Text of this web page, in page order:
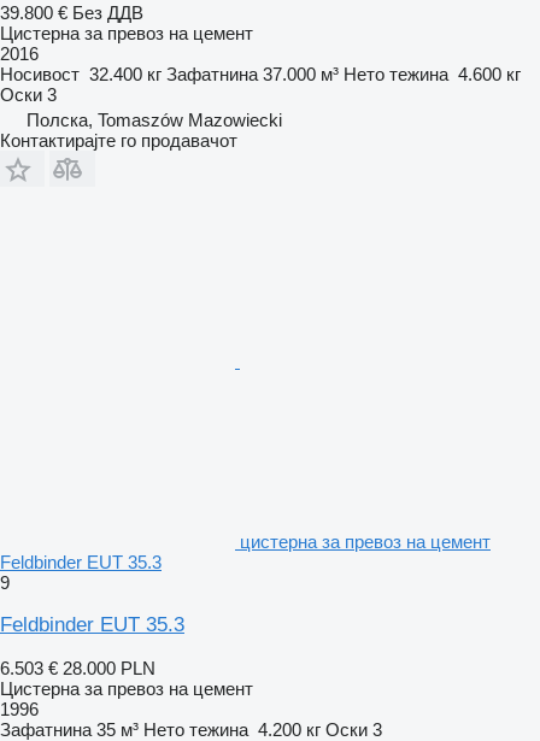
39.800 € Без ДДВ
Цистерна за превоз на цемент
2016
Носивост 32.400 кг Зафатнина 37.000 м³ Нето тежина 4.600 кг
Оски 3
Полска, Tomaszów Mazowiecki
Контактирајте го продавачот
цистерна за превоз на цемент
Feldbinder EUT 35.3
9
Feldbinder EUT 35.3
6.503 € 28.000 PLN
Цистерна за превоз на цемент
1996
Зафатнина 35 м³ Нето тежина 4.200 кг Оски 3